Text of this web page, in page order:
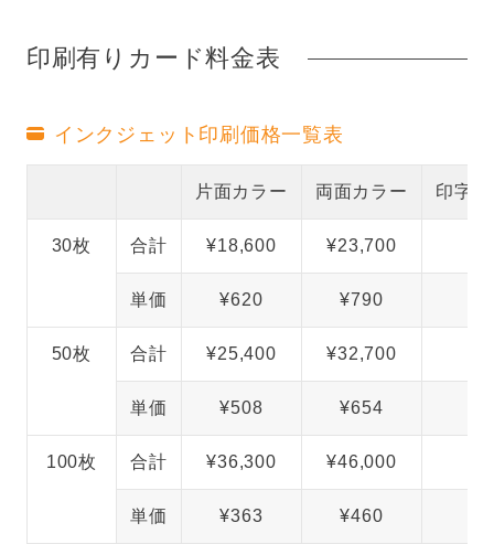
印刷有りカード料金表
インクジェット印刷価格一覧表
片面カラー 両面カラー 印字
30枚 合計 ¥18,600 ¥23,700
単価 ¥620 ¥790
50枚 合計 ¥25,400 ¥32,700
単価 ¥508 ¥654
100枚 合計 ¥36,300 ¥46,000
単価 ¥363 ¥460